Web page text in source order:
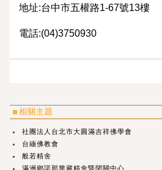
地址:台中市五權路1-67號13樓
電話:(04)3750930
相關主題
社團法人台北市大圓滿吉祥佛學會
台緬佛教會
般若精舍
滿洲鄉諾那華藏精舍暨閉關中心